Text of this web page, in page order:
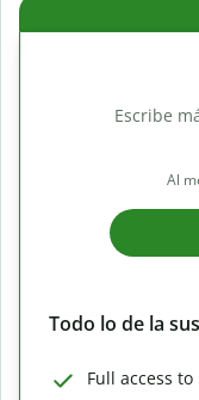
Escribe
Al
Todo lo de la
Full access